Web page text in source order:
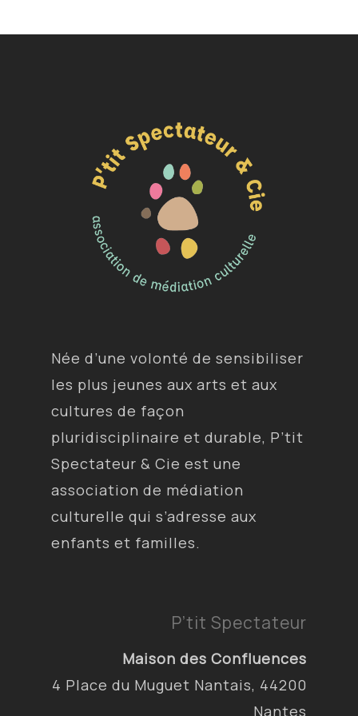
Née d’une volonté de sensibiliser
les plus jeunes aux arts et aux
cultures de façon
pluridisciplinaire et durable, P’tit
Spectateur & Cie est une
association de médiation
culturelle qui s’adresse aux
enfants et familles.
P’tit Spectateur
Maison des Confluences
4 Place du Muguet Nantais, 44200
Nantes